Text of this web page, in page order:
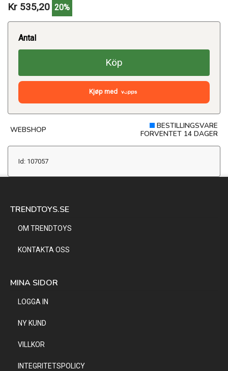
Kr 535,20 20%
Antal
Köp
Kjøp med
WEBSHOP
BESTILLINGSVARE
FORVENTET 14 DAGER
Id: 107057
TRENDTOYS.SE
OM TRENDTOYS
KONTAKTA OSS
MINA SIDOR
LOGGA IN
NY KUND
VILLKOR
INTEGRITETSPOLICY